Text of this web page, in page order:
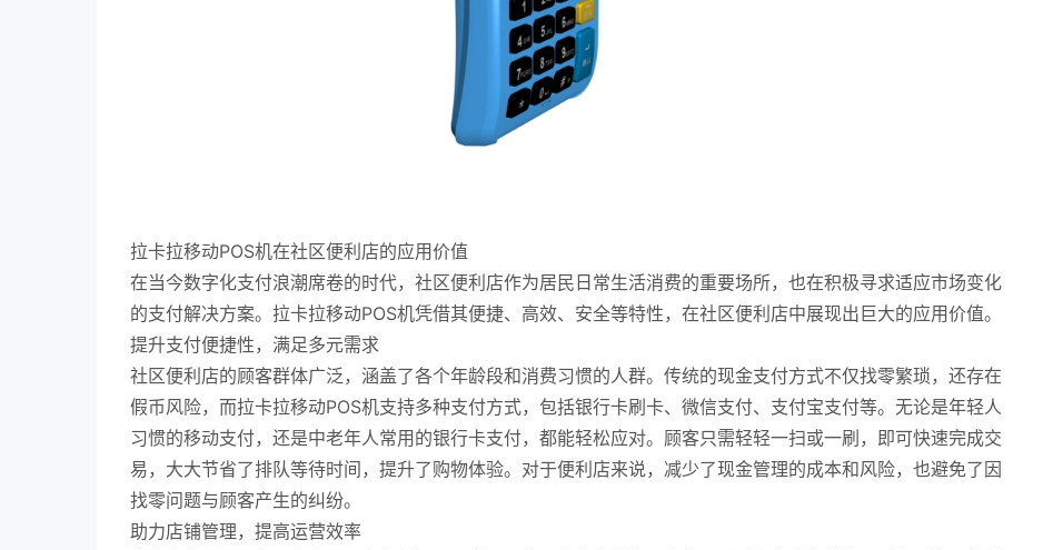
拉卡拉移动POS机在社区便利店的应用价值
在当今数字化支付浪潮席卷的时代，社区便利店作为居民日常生活消费的重要场所，也在积极寻求适应市场变化
的支付解决方案。拉卡拉移动POS机凭借其便捷、高效、安全等特性，在社区便利店中展现出巨大的应用价值。
提升支付便捷性，满足多元需求
社区便利店的顾客群体广泛，涵盖了各个年龄段和消费习惯的人群。传统的现金支付方式不仅找零繁琐，还存在
假币风险，而拉卡拉移动POS机支持多种支付方式，包括银行卡刷卡、微信支付、支付宝支付等。无论是年轻人
习惯的移动支付，还是中老年人常用的银行卡支付，都能轻松应对。顾客只需轻轻一扫或一刷，即可快速完成交
易，大大节省了排队等待时间，提升了购物体验。对于便利店来说，减少了现金管理的成本和风险，也避免了因
找零问题与顾客产生的纠纷。
助力店铺管理，提高运营效率